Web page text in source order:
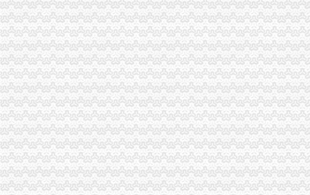
巴南局坚持“四注重”重庆公司注销好组合拳大力实施农产品商标战略
万盛区委副书记杨晓云对万盛局重庆公司注销工作提出要求
市委常委、重庆税务注销组织部长陈存根到市局机关调研创先争优活动
巫溪局上磺所采取三条措施确保家电市重庆分公司注销场监管到位
全市重庆代办公司工商系统四措并举化安全生产工作成效显著
綦江局落实“六要”重庆公司注销着力加政务值班工作
巫溪局立足“三个抓手”重庆代办公司提升干部职工精气
经开区分局把好三个环节扎实开展“一述二评三公示”重庆代办公司活动
市重庆分公司注销市容环境综合整办检查九龙坡区店招店牌整工作
南川局“帮、促、引”重庆税务注销积做好非公经济组织建工作
市局机关率先启动创先争优活动“一述二评三公示”重庆公司注销工作
合川局“五心”重庆分公司注销工作法加离退休老干部工作
高新园局支部开展“四项工作”重庆代办公司推进下阶段创先争优活动